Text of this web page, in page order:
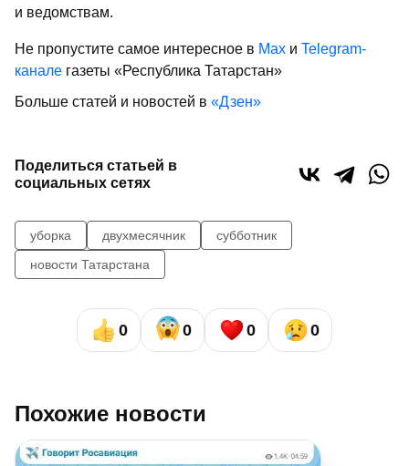
и ведомствам.
Не пропустите самое интересное в Max и Telegram-
канале газеты «Республика Татарстан»
Больше статей и новостей в «Дзен»
Поделиться статьей в
социальных сетях
уборка двухмесячник
субботник
новости Татарстана
0 0 0 0
Похожие новости